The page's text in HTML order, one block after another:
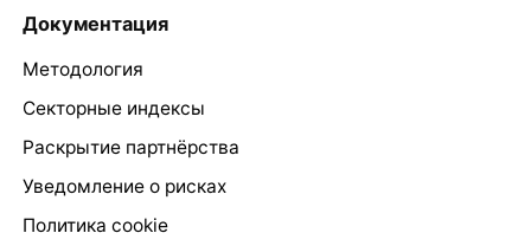
Документация
Методология
Секторные индексы
Раскрытие партнёрства
Уведомление о рисках
Политика cookie